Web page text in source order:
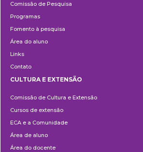
Comissão de Pesquisa
Programas
Fomento à pesquisa
Área do aluno
Links
Contato
e
Extensão
CULTURA E EXTENSÃO
Comissão de Cultura e Extensão
Cursos de extensão
ECA e a Comunidade
Área de aluno
Área do docente